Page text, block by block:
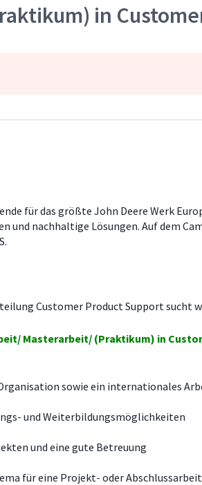
in
für das größte John Deere Werk
und nachhaltige Lösungen. Auf dem
Customer Product Support sucht
Masterarbeit/ (Praktikum) in
sowie ein internationales
und Weiterbildungsmöglichkeiten
und eine gute Betreuung
für eine Projekt- oder